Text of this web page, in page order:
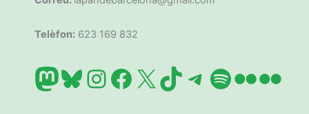
Telèfon: 623 169 832
Mastodon
Bluesky
Instagram
Facebook
X TikTok
Telegram
Spotify
Flickr